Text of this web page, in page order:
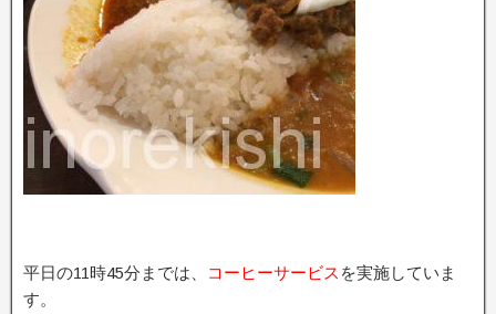
平日の11時45分までは、 コーヒーサービス を実施していま
す。